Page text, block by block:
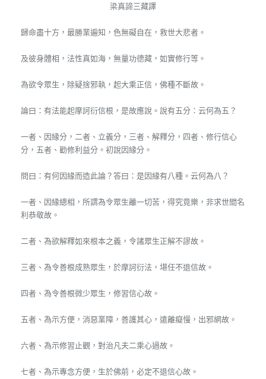
梁真諦三藏譯
歸命盡十方，最勝業遍知，色無礙自在，救世大悲者。
及彼身體相，法性真如海，無量功德藏，如實修行等。
為欲令眾生，除疑捨邪執，起大乘正信，佛種不斷故。
論曰：有法能起摩訶衍信根，是故應說。說有五分：云何為五？
一者、因緣分，二者、立義分，三者、解釋分，四者、修行信心
分，五者、勸修利益分。初說因緣分。
問曰：有何因緣而造此論？答曰：是因緣有八種。云何為八？
一者、因緣總相，所謂為令眾生離一切苦，得究竟樂，非求世間名
利恭敬故。
二者、為欲解釋如來根本之義，令諸眾生正解不謬故。
三者、為令善根成熟眾生，於摩訶衍法，堪任不退信故。
四者、為令善根微少眾生，修習信心故。
五者、為示方便，消惡業障，善護其心，遠離癡慢，出邪網故。
六者、為示修習止觀，對治凡夫二乘心過故。
七者、為示專念方便，生於佛前，必定不退信心故。